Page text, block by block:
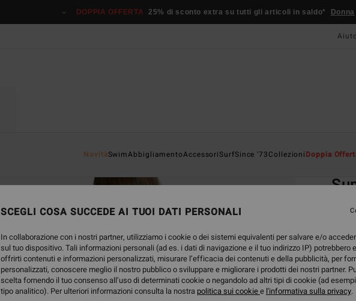
DOPPIA OFFERTA 25% di sconto extra su tutti gli articoli in saldo* Donna
NovitàSwimAbbigliamentoAccessoriSurfSince '73CollezioniDoppia
Colori
SCEGLI COSA SUCCEDE AI TUOI DATI PERSONALI
In collaborazione con i nostri partner, utilizziamo i cookie o dei sistemi equivalenti per salvare e/o
sul tuo dispositivo. Tali informazioni personali (ad es. i dati di navigazione e il tuo indirizzo IP) potrebbero
offrirti contenuti e informazioni personalizzati, misurare l’efficacia dei contenuti e della pubblicità, per
personalizzati, conoscere meglio il nostro pubblico o sviluppare e migliorare i prodotti dei nostri partner.
scelta fornendo il tuo consenso all’uso di determinati cookie o negandolo ad altri tipi di cookie (ad
tipo analitico). Per ulteriori informazioni consulta la nostra politica sui cookiee l'informativa sulla privacy.